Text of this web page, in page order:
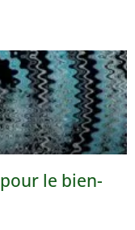
le bien-